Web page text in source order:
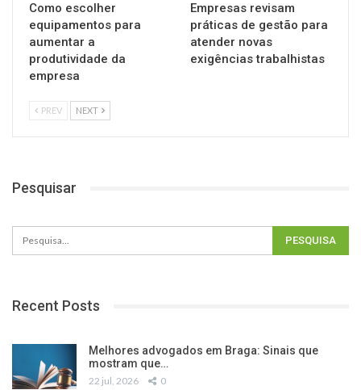
Como escolher
equipamentos para
aumentar a
produtividade da
empresa
Empresas revisam
práticas de gestão para
atender novas
exigências trabalhistas
PREV NEXT
Pesquisar
Recent Posts
Melhores advogados em Braga: Sinais que
mostram que…
22 jul, 2026 0